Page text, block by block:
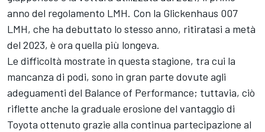
anno del regolamento LMH. Con la Glickenhaus 007
LMH, che ha debuttato lo stesso anno, ritiratasi a metà
del 2023, è ora quella più longeva.
Le difficoltà mostrate in questa stagione, tra cui la
mancanza di podi, sono in gran parte dovute agli
adeguamenti del Balance of Performance; tuttavia, ciò
riflette anche la graduale erosione del vantaggio di
Toyota ottenuto grazie alla continua partecipazione al